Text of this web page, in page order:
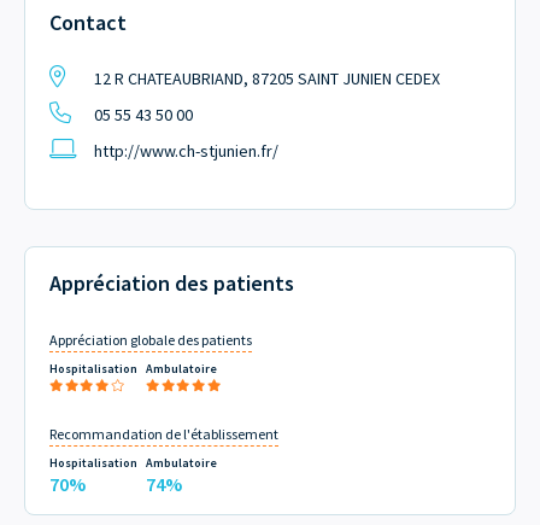
Contact
12 R CHATEAUBRIAND, 87205 SAINT JUNIEN CEDEX
05 55 43 50 00
http://www.ch-stjunien.fr/
Appréciation des patients
Appréciation globale des patients
Hospitalisation Ambulatoire
Recommandation de l'établissement
Hospitalisation
70%
Ambulatoire
74%